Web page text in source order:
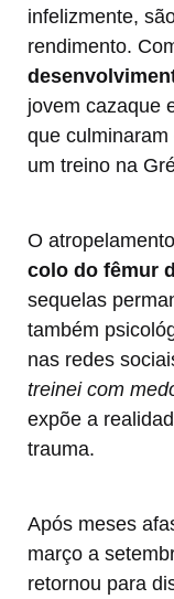
infelizmente,
rendimento.
jovem cazaque
que
um treino na
O
colo do fêmur
sequelas
também
nas redes
treinei com
expõe a
trauma.
Após meses
março a
retornou para